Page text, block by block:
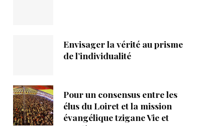
Envisager la vérité au prisme
de l’individualité
Pour un consensus entre les
élus du Loiret et la mission
évangélique tzigane Vie et